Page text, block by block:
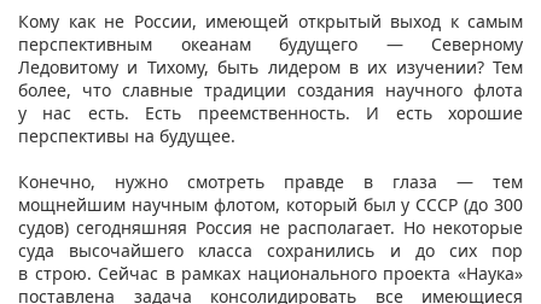
Кому как не России, имеющей открытый выход к самым
перспективным океанам будущего — Северному
Ледовитому и Тихому, быть лидером в их изучении? Тем
более, что славные традиции создания научного флота
у нас есть. Есть преемственность. И есть хорошие
перспективы на будущее.
Конечно, нужно смотреть правде в глаза — тем
мощнейшим научным флотом, который был у СССР (до 300
судов) сегодняшняя Россия не располагает. Но некоторые
суда высочайшего класса сохранились и до сих пор
в строю. Сейчас в рамках национального проекта «Наука»
поставлена задача консолидировать все имеющиеся